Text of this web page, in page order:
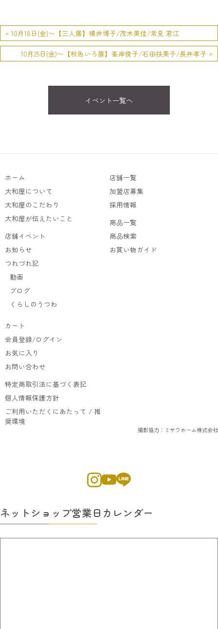
« 10月18日(金)〜【三人展】横井博子/茂木美佳/常見 君江
10月25日(金)〜【秋色いろ展】峯岸俊子/石田扶美子/長井孝子 »
イベント一覧へ
ホーム
大和屋について
大和屋のこだわり
大和屋が伝えたいこと
店舗イベント
お知らせ
つれづれ記
動画
ブログ
くらしのうつわ
店舗一覧
加盟店募集
採用情報
商品一覧
商品検索
お買い物ガイド
カート
会員登録/ログイン
お気に入り
お問い合わせ
特定商取引法に基づく表記
個人情報保護方針
ご利用いただくにあたって / 推
奨環境
撮影協力：ミサワホーム株式会社
ネットショップ営業日カレンダー